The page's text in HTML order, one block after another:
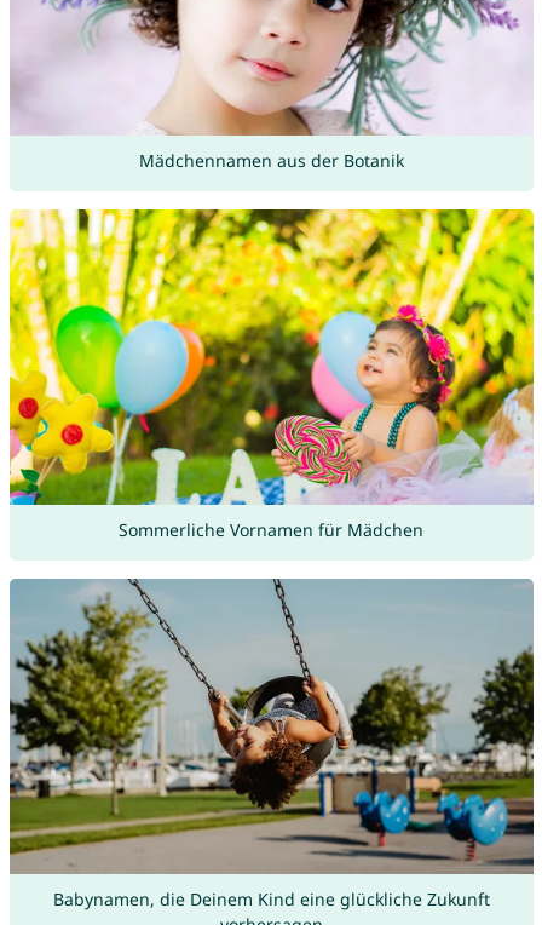
Mädchennamen aus der Botanik
Sommerliche Vornamen für Mädchen
Babynamen, die Deinem Kind eine glückliche Zukunft